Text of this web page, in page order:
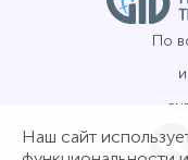
Наш сайт
По